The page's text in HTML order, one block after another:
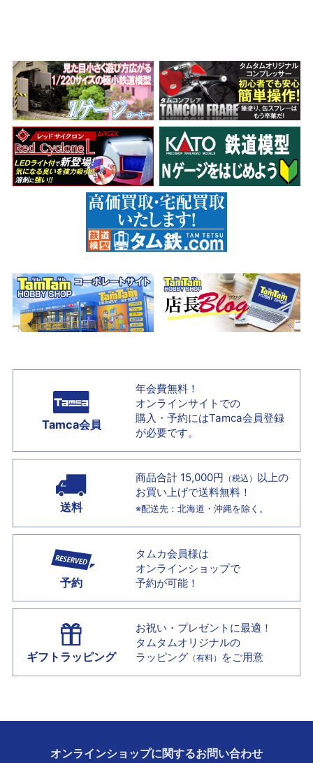
Tamca会員
年会費無料！
オンラインサイトでの
購入・予約にはTamca会員登録
が必要です。
送料
商品合計 15,000円 （税込） 以上の
お買い上げで送料無料！
※配送先：北海道・沖縄を除く。
予約
タムカ会員様は
オンラインショップで
予約が可能！
ギフトラッピング
お祝い・プレゼントに最適！
タムタムオリジナルの
ラッピング （有料） をご用意
オンラインショップに関するお問い合わせ